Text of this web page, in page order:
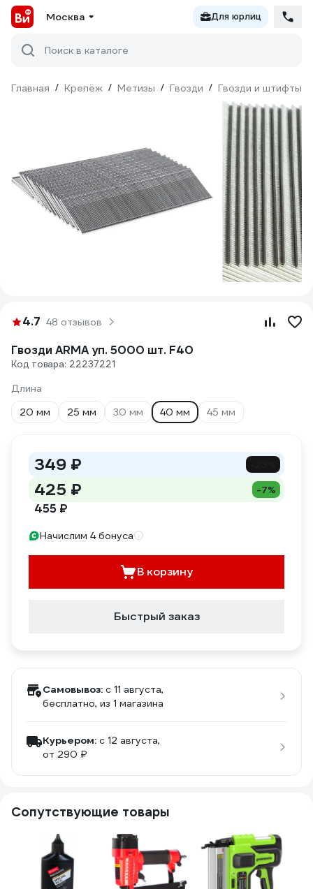
Москва Для юрлиц
Поиск в каталоге
Главная / Крепёж / Метизы / Гвозди / Гвозди и штифты
4.7 48 отзывов
Гвозди ARMA уп. 5000 шт. F40
Код товара: 22237221
Длина
20 мм
25 мм 30 мм 40 мм 45 мм
349 ₽
425 ₽ -7%
455 ₽
Начислим 4 бонуса
В корзину
Быстрый заказ
Самовывоз: c 11 августа,
бесплатно, из 1 магазина
Курьером: c 12 августа,
от 290 ₽
Сопутствующие товары